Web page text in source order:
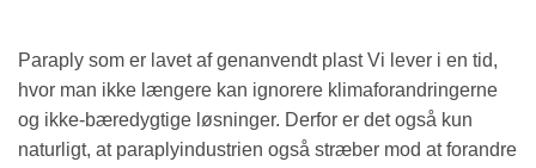
Paraply som er lavet af genanvendt plast Vi lever i en tid,
hvor man ikke længere kan ignorere klimaforandringerne
og ikke-bæredygtige løsninger. Derfor er det også kun
naturligt, at paraplyindustrien også stræber mod at forandre